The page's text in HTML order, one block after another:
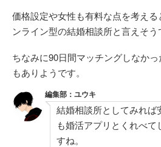
価格設定や女性も有料な点を考え
ンライン型の結婚相談所と言えそう
ちなみに90日間マッチングしなか
もありようです。
編集部：ユウキ
結婚相談所としてみれば
も婚活アプリとくれべて
すね。